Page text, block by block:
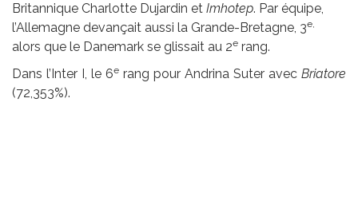
Britannique Charlotte Dujardin et Imhotep. Par équipe,
l’Allemagne devançait aussi la Grande-Bretagne, 3e,
alors que le Danemark se glissait au 2e rang.
Dans l’Inter I, le 6e rang pour Andrina Suter avec Briatore
(72,353%).